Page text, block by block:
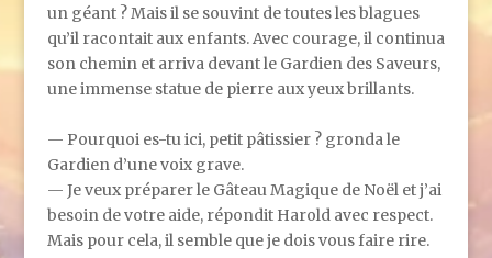
un géant ? Mais il se souvint de toutes les blagues
qu’il racontait aux enfants. Avec courage, il continua
son chemin et arriva devant le Gardien des Saveurs,
une immense statue de pierre aux yeux brillants.
— Pourquoi es-tu ici, petit pâtissier ? gronda le
Gardien d’une voix grave.
— Je veux préparer le Gâteau Magique de Noël et j’ai
besoin de votre aide, répondit Harold avec respect.
Mais pour cela, il semble que je dois vous faire rire.